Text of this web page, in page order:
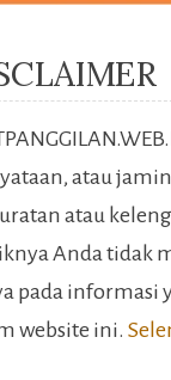
atau
atau
Anda tidak
pada informasi
website ini.